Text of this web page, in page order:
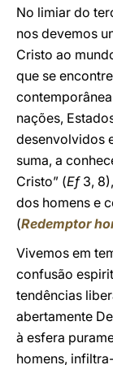
No limiar do
nos devemos
Cristo ao
que se
nações,
desenvolvidos
suma, a
Cristo” (Ef3,
dos homens e
(Redemptor
Vivemos em
confusão
tendências
abertamente
à esfera
homens,